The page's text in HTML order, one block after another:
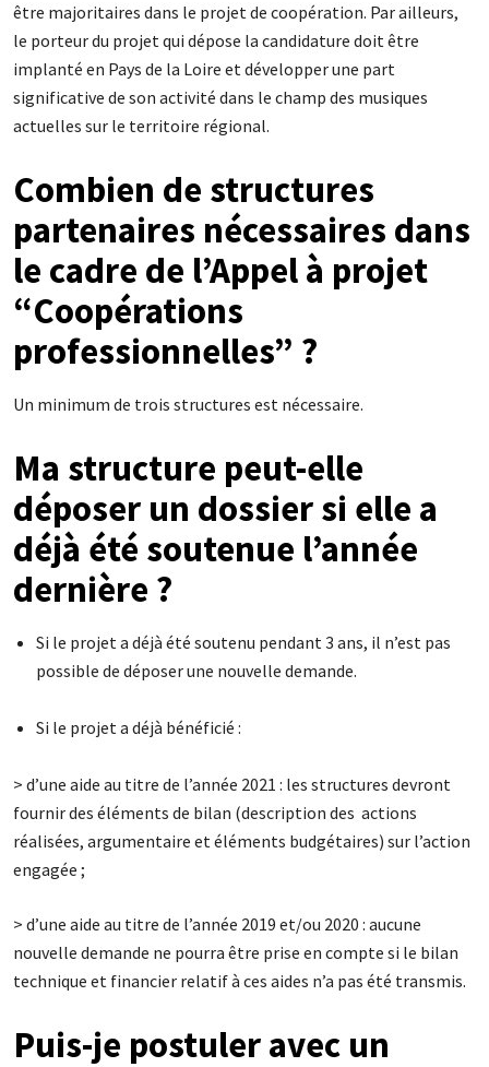
être majoritaires dans le projet de coopération. Par ailleurs,
le porteur du projet qui dépose la candidature doit être
implanté en Pays de la Loire et développer une part
significative de son activité dans le champ des musiques
actuelles sur le territoire régional.
Combien de structures
partenaires nécessaires dans
le cadre de l’Appel à projet
“Coopérations
professionnelles” ?
Un minimum de trois structures est nécessaire.
Ma structure peut-elle
déposer un dossier si elle a
déjà été soutenue l’année
dernière ?
Si le projet a déjà été soutenu pendant 3 ans, il n’est pas
possible de déposer une nouvelle demande.
Si le projet a déjà bénéficié :
> d’une aide au titre de l’année 2021 : les structures devront
fournir des éléments de bilan (description des actions
réalisées, argumentaire et éléments budgétaires) sur l’action
engagée ;
> d’une aide au titre de l’année 2019 et/ou 2020 : aucune
nouvelle demande ne pourra être prise en compte si le bilan
technique et financier relatif à ces aides n’a pas été transmis.
Puis-je postuler avec un